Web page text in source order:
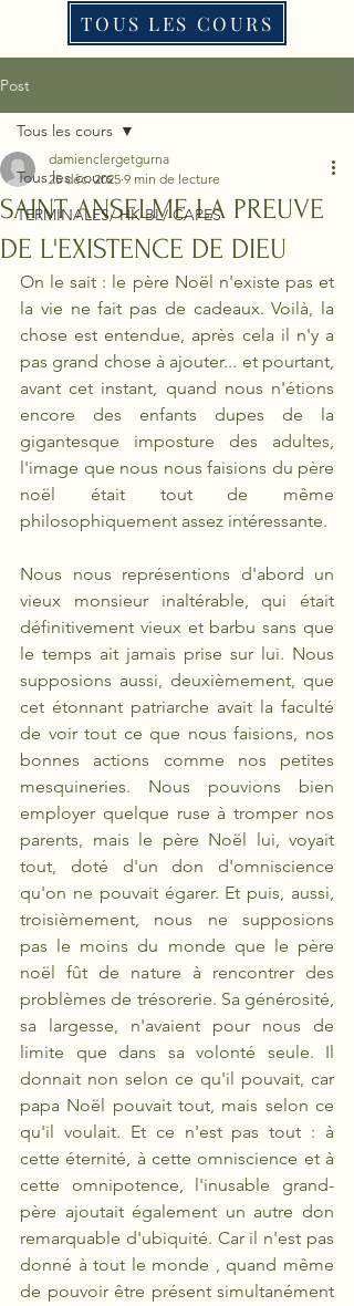
TOUS LES COURS
Post
Tous les cours
TERMINALES/ HK BL/ CAPES
Tous les cours
SAINT ANSELME LA PREUVE
DE L'EXISTENCE DE DIEU
damienclergetgurna
25 déc. 2025 9 min de lecture
On le sait : le père Noël n'existe pas et
la vie ne fait pas de cadeaux. Voilà, la
chose est entendue, après cela il n'y a
pas grand chose à ajouter... et pourtant,
avant cet instant, quand nous n'étions
encore des enfants dupes de la
gigantesque imposture des adultes,
l'image que nous nous faisions du père
noël était tout de même
philosophiquement assez intéressante.
Nous nous représentions d'abord un
vieux monsieur inaltérable, qui était
définitivement vieux et barbu sans que
le temps ait jamais prise sur lui. Nous
supposions aussi, deuxièmement, que
cet étonnant patriarche avait la faculté
de voir tout ce que nous faisions, nos
bonnes actions comme nos petites
mesquineries. Nous pouvions bien
employer quelque ruse à tromper nos
parents, mais le père Noël lui, voyait
tout, doté d'un don d'omniscience
qu'on ne pouvait égarer. Et puis, aussi,
troisièmement, nous ne supposions
pas le moins du monde que le père
noël fût de nature à rencontrer des
problèmes de trésorerie. Sa générosité,
sa largesse, n'avaient pour nous de
limite que dans sa volonté seule. Il
donnait non selon ce qu'il pouvait, car
papa Noël pouvait tout, mais selon ce
qu'il voulait. Et ce n'est pas tout : à
cette éternité, à cette omniscience et à
cette omnipotence, l'inusable grand-
père ajoutait également un autre don
remarquable d'ubiquité. Car il n'est pas
donné à tout le monde , quand même
de pouvoir être présent simultanément